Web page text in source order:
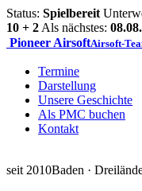
Status: Spielbereit
10 + 2 Als nächstes:
Pioneer AirsoftAirsoft-
Termine
Darstellung
Unsere Geschichte
Als PMC buchen
Kontakt
seit 2010Baden ·